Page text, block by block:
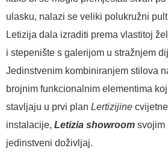
ulasku, nalazi se veliki polukružni
Letizija dala izraditi prema vlastitoj
i stepenište s galerijom u stražnjem
Jedinstvenim kombiniranjem stilova
brojnim funkcionalnim elementima
stavljaju u prvi plan Lertizijine
instalacije, Letizia showroom svojim
jedinstveni doživljaj.